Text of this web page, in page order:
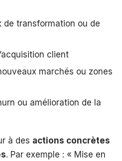
de transformation ou de
client
marchés ou zones
ou amélioration de la
à des actions concrètes
. Par exemple : « Mise en